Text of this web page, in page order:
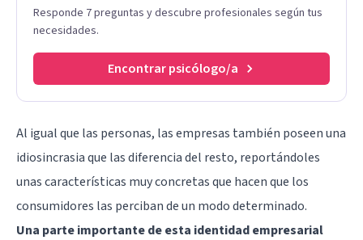
Responde 7 preguntas y descubre profesionales según tus
necesidades.
Encontrar psicólogo/a
Al igual que las personas, las empresas también poseen una
idiosincrasia que las diferencia del resto, reportándoles
unas características muy concretas que hacen que los
consumidores las perciban de un modo determinado.
Una parte importante de esta identidad empresarial